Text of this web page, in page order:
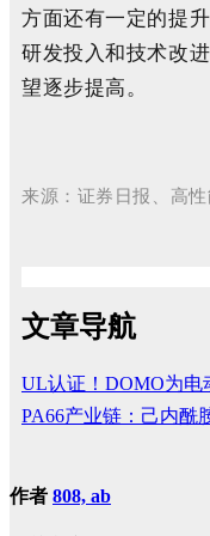
方面还有一定的提
研发投入和技术改
望逐步提高。
来源：证券日报、高
文章导航
UL认证！DOMO为电
PA66产业链：己内酰
作者 808, ab